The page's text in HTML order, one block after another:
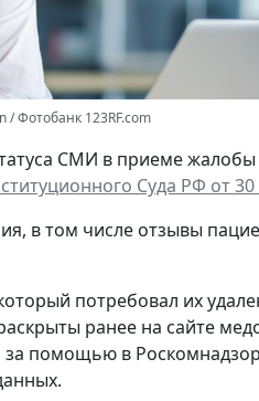
/ Фотобанк 123RF.com
СМИ в приеме жалобы
Суда РФ от
в том числе отзывы
потребовал их
ранее на сайте
помощью в